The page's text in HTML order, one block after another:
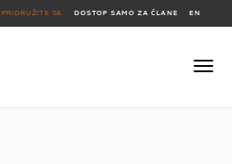
PRIDRUŽITE SE DOSTOP SAMO ZA ČLANE EN